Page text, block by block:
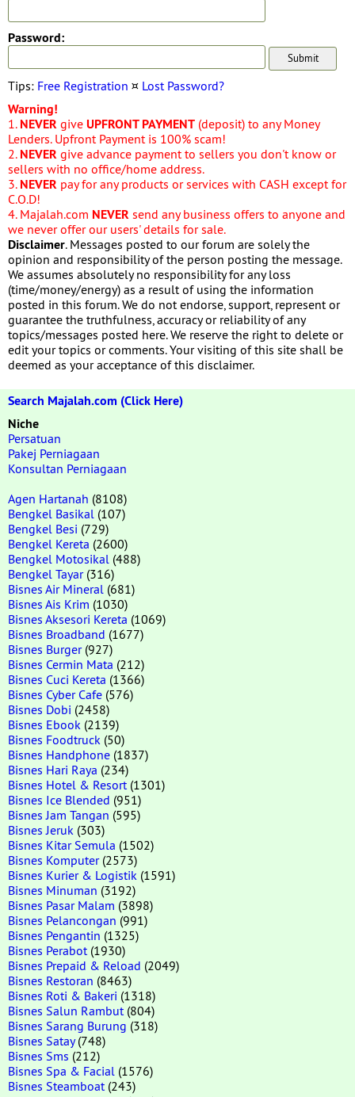
Password:
Tips: Free Registration ¤ Lost Password?
Warning!
1. NEVER give UPFRONT PAYMENT (deposit) to any Money
Lenders. Upfront Payment is 100% scam!
2. NEVER give advance payment to sellers you don't know or
sellers with no office/home address.
3. NEVER pay for any products or services with CASH except for
C.O.D!
4. Majalah.com NEVER send any business offers to anyone and
we never offer our users' details for sale.
Disclaimer. Messages posted to our forum are solely the
opinion and responsibility of the person posting the message.
We assumes absolutely no responsibility for any loss
(time/money/energy) as a result of using the information
posted in this forum. We do not endorse, support, represent or
guarantee the truthfulness, accuracy or reliability of any
topics/messages posted here. We reserve the right to delete or
edit your topics or comments. Your visiting of this site shall be
deemed as your acceptance of this disclaimer.
Search Majalah.com (Click Here)
Niche
Persatuan
Pakej Perniagaan
Konsultan Perniagaan
Agen Hartanah (8108)
Bengkel Basikal (107)
Bengkel Besi (729)
Bengkel Kereta (2600)
Bengkel Motosikal (488)
Bengkel Tayar(316)
Bisnes Air Mineral (681)
Bisnes Ais Krim (1030)
Bisnes Aksesori Kereta (1069)
Bisnes Broadband (1677)
Bisnes Burger(927)
Bisnes Cermin Mata (212)
Bisnes Cuci Kereta (1366)
Bisnes Cyber Cafe (576)
Bisnes Dobi (2458)
Bisnes Ebook (2139)
Bisnes Foodtruck (50)
Bisnes Handphone (1837)
Bisnes Hari Raya (234)
Bisnes Hotel & Resort (1301)
Bisnes Ice Blended (951)
Bisnes Jam Tangan (595)
Bisnes Jeruk (303)
Bisnes Kitar Semula (1502)
Bisnes Komputer(2573)
Bisnes Kurier & Logistik (1591)
Bisnes Minuman (3192)
Bisnes Pasar Malam (3898)
Bisnes Pelancongan (991)
Bisnes Pengantin (1325)
Bisnes Perabot (1930)
Bisnes Prepaid & Reload (2049)
Bisnes Restoran (8463)
Bisnes Roti & Bakeri (1318)
Bisnes Salun Rambut (804)
Bisnes Sarang Burung (318)
Bisnes Satay(748)
Bisnes Sms (212)
Bisnes Spa & Facial (1576)
Bisnes Steamboat (243)